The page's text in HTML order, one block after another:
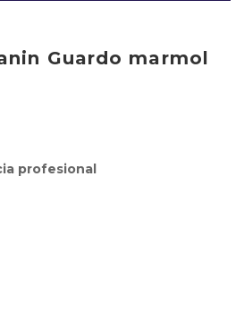
Guardo marmol
profesional